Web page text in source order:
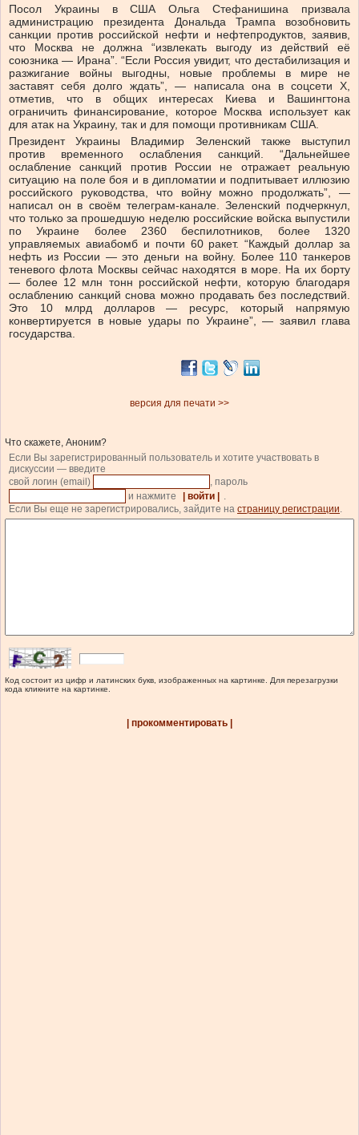
Посол Украины в США Ольга Стефанишина призвала
администрацию президента Дональда Трампа возобновить
санкции против российской нефти и нефтепродуктов, заявив,
что Москва не должна “извлекать выгоду из действий её
союзника — Ирана”. “Если Россия увидит, что дестабилизация и
разжигание войны выгодны, новые проблемы в мире не
заставят себя долго ждать”, — написала она в соцсети X,
отметив, что в общих интересах Киева и Вашингтона
ограничить финансирование, которое Москва использует как
для атак на Украину, так и для помощи противникам США.
Президент Украины Владимир Зеленский также выступил
против временного ослабления санкций. “Дальнейшее
ослабление санкций против России не отражает реальную
ситуацию на поле боя и в дипломатии и подпитывает иллюзию
российского руководства, что войну можно продолжать”, —
написал он в своём телеграм-канале. Зеленский подчеркнул,
что только за прошедшую неделю российские войска выпустили
по Украине более 2360 беспилотников, более 1320
управляемых авиабомб и почти 60 ракет. “Каждый доллар за
нефть из России — это деньги на войну. Более 110 танкеров
теневого флота Москвы сейчас находятся в море. На их борту
— более 12 млн тонн российской нефти, которую благодаря
ослаблению санкций снова можно продавать без последствий.
Это 10 млрд долларов — ресурс, который напрямую
конвертируется в новые удары по Украине”, — заявил глава
государства.
версия для печати >>
Что скажете, Аноним?
Если Вы зарегистрированный пользователь и хотите участвовать в
дискуссии — введите
свой логин (email)
, пароль
и нажмите
| войти |
.
Если Вы еще не зарегистрировались, зайдите на страницу регистрации.
Код состоит из цифр и латинских букв, изображенных на картинке. Для перезагрузки
кода кликните на картинке.
| прокомментировать |